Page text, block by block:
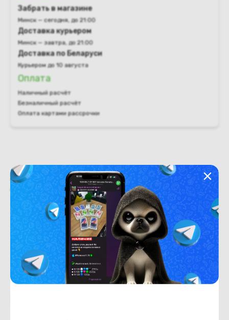
Забрать в магазине
Минск — сегодня, до 21:00
Доставка курьером
Минск — завтра, до 21:00
Доставка по Беларуси
Курьером до 10 августа
Оплата
Наличный расчёт
Безналичный расчёт
Оплата картами рассрочки
Характеристики Отзывы о магазине
Состояние
Состояние новый